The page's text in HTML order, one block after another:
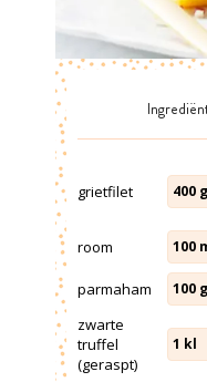
grietfilet 400 g
room 100
parmaham 100 g
zwarte
truffel
(geraspt)
1 kl